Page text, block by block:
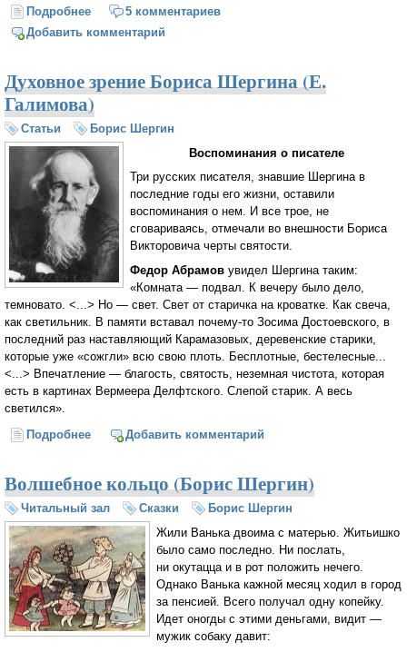
Подробнее о Акустика любви
5 комментариев
Добавить комментарий
Духовное зрение Бориса Шергина (Е.
Галимова)
Статьи
Борис Шергин
Воспоминания о писателе
Три русских писателя, знавшие Шергина в
последние годы его жизни, оставили
воспоминания о нем. И все трое, не
сговариваясь, отмечали во внешности Бориса
Викторовича черты святости.
Федор Абрамов увидел Шергина таким:
«Комната — подвал. К вечеру было дело,
темновато. <...> Но — свет. Свет от старичка на кроватке. Как свеча,
как светильник. В памяти вставал почему-то Зосима Достоевского, в
последний раз наставляющий Карамазовых, деревенские старики,
которые уже «сожгли» всю свою плоть. Бесплотные, бестелесные...
<...> Впечатление — благость, святость, неземная чистота, которая
есть в картинах Вермеера Делфтского. Слепой старик. А весь
светился».
Подробнее о Духовное зрение Бориса Шергина (Е. Галимова)
Добавить комментарий
Волшебное кольцо (Борис Шергин)
Читальный зал Сказки
Борис Шергин
Жили Ванька двоима с матерью. Житьишко
было само последно. Ни послать,
ни окутацца и в рот положить нечего.
Однако Ванька кажной месяц ходил в город
за пенсией. Всего получал одну копейку.
Идет оногды с этими деньгами, видит —
мужик собаку давит: